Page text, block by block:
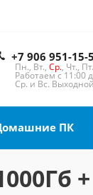
+7 906 951-15-
Пн., Вт., Ср., Чт.,
Работаем с 11:00
Ср. и Вс. Выходной
ПК